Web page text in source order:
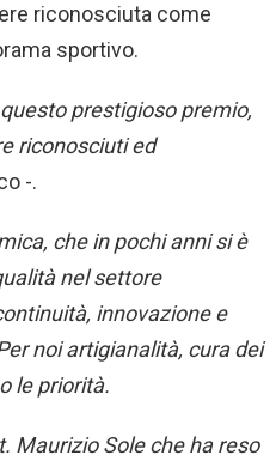
riconosciuta come
sportivo.
prestigioso premio,
riconosciuti ed
-.
che in pochi anni si è
nel settore
innovazione e
noi artigianalità, cura dei
le priorità.
Maurizio Sole che ha reso